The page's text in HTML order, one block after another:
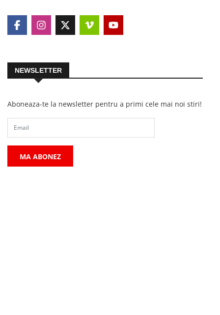
NEWSLETTER
Aboneaza-te la newsletter pentru a primi cele mai noi stiri!
MA ABONEZ